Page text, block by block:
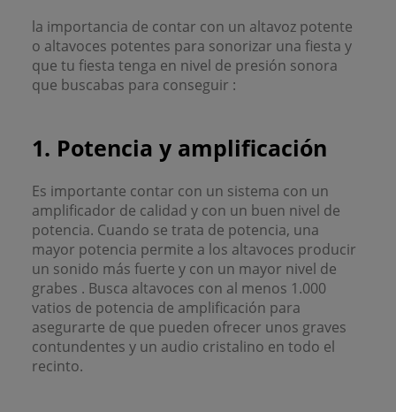
la importancia de contar con un altavoz potente
o altavoces potentes para sonorizar una fiesta y
que tu fiesta tenga en nivel de presión sonora
que buscabas para conseguir :
1. Potencia y amplificación
Es importante contar con un sistema con un
amplificador de calidad y con un buen nivel de
potencia. Cuando se trata de potencia, una
mayor potencia permite a los altavoces producir
un sonido más fuerte y con un mayor nivel de
grabes . Busca altavoces con al menos 1.000
vatios de potencia de amplificación para
asegurarte de que pueden ofrecer unos graves
contundentes y un audio cristalino en todo el
recinto.